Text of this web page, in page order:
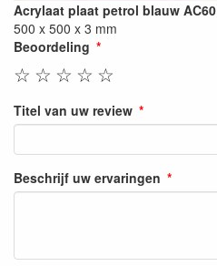
Acrylaat plaat petrol blauw AC60
500 x 500 x 3 mm
Beoordeling
☆
☆
☆
☆
☆
Titel van uw review
Beschrijf uw ervaringen